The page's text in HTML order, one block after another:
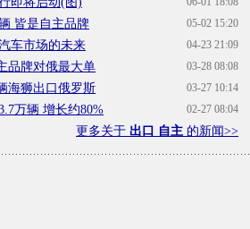
05-02 15:20
皆是自主品牌
04-23 21:09
车市场的未来
03-28 08:08
品牌对俄最大单
03-27 10:14
海狮出口俄罗斯
02-27 08:04
万辆 增长约80%
更多关于 出口 自主 的新闻>>